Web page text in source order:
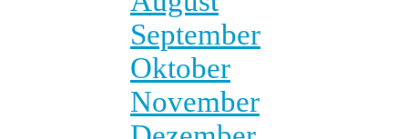
September
Oktober
November